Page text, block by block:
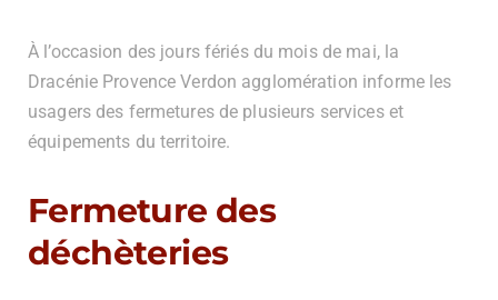
À l’occasion des jours fériés du mois de mai, la
Dracénie Provence Verdon agglomération informe les
usagers des fermetures de plusieurs services et
équipements du territoire.
Fermeture des
déchèteries